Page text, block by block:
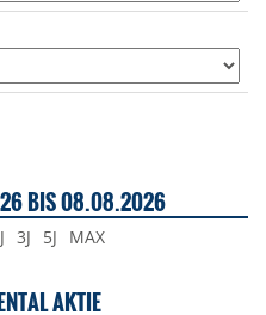
BIS 08.08.2026
3J 5J MAX
AKTIE